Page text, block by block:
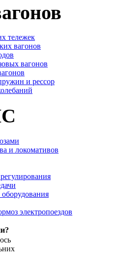
тележек
вагонов
вагонов
и рессор
и локомативов
электропоездов